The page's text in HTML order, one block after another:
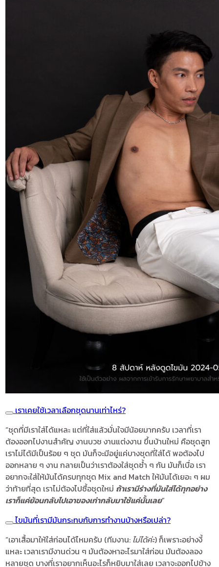
เราเคยใช้เวลาเลือกชุดนานเท่าไหร่?
“ชุดที่มีเราใส่ได้แหละ แต่ที่ใส่แล้วมั่นใจมีน้อยมากครับ เวลาที่เรา
ต้องออกไปงานสำคัญ งานบวช งานแต่งงาน ขึ้นบ้านใหม่ คือชุดสูท
เราไม่ได้มีเป็นร้อย ๆ ชุด มันก็จะมีอยู่แค่บางชุดที่ใส่ได้ พอต้องไป
ออกหลาย ๆ งาน กลายเป็นว่าเราต้องใส่ชุดซ้ำ ๆ กัน มันก็เบื่อ เรา
อยากจะใส่ให้มันได้ครบทุกชุด Mix and Match ให้มันได้เยอะ ๆ ผม
ว่าท้ายที่สุด เราไม่ต้องไปซื้อชุดใหม่ ถ้าเรามีร่างที่มันใส่ได้ทุกอย่าง
เราก็แค่ย้อนกลับไปเอาของเก่ากลับมาใช้แค่นั้นเลย”
ไขมันที่เรามีมันกระทบกับการทำงานบ้างหรือเปล่า?
“เอาเสื้อมาให้ใส่ก่อนได้ไหมครับ (ทีมงาน: ไม่ได้ค่ะ) ก็เพราะอย่างงี้
แหละ เวลาเรามีงานด่วน ๆ มันต้องหาอะไรมาใส่ก่อน มันต้องลอง
หลายชุด บางที่เราอยากเห็นอะไรก็หยิบมาใส่เลย เวลาจะออกไปข้าง